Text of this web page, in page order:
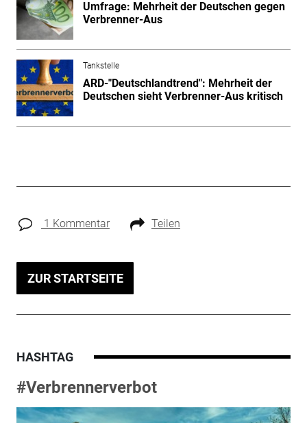
Umfrage: Mehrheit der Deutschen gegen
Verbrenner-Aus
Tankstelle
ARD-"Deutschlandtrend": Mehrheit der
Deutschen sieht Verbrenner-Aus kritisch
1 Kommentar Teilen
ZUR STARTSEITE
HASHTAG
#Verbrennerverbot